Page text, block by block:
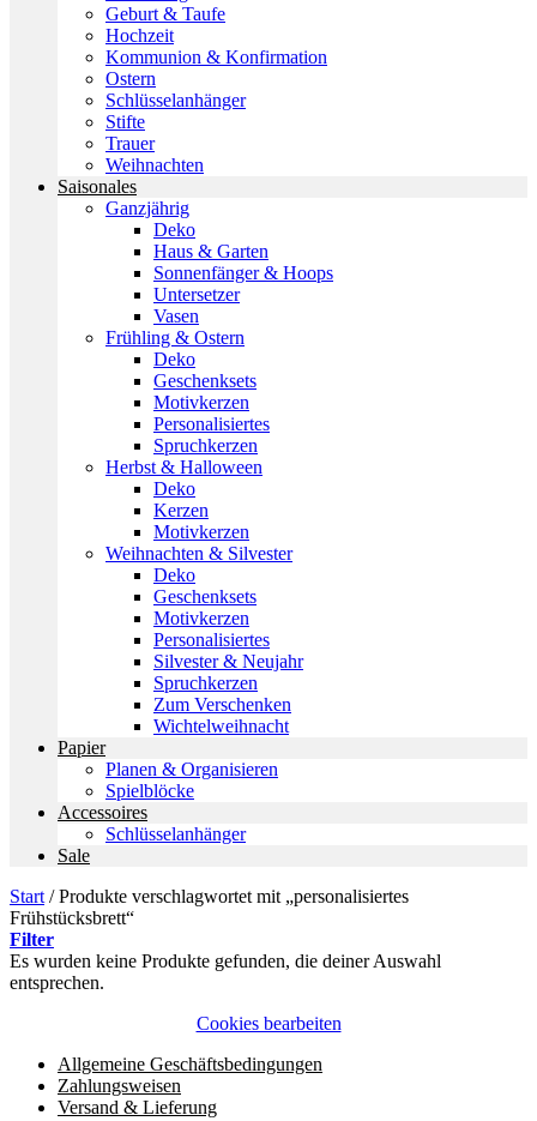
Geburt & Taufe
Hochzeit
Kommunion & Konfirmation
Ostern
Schlüsselanhänger
Stifte
Trauer
Weihnachten
Saisonales
Ganzjährig
Deko
Haus & Garten
Sonnenfänger & Hoops
Untersetzer
Vasen
Frühling & Ostern
Deko
Geschenksets
Motivkerzen
Personalisiertes
Spruchkerzen
Herbst & Halloween
Deko
Kerzen
Motivkerzen
Weihnachten & Silvester
Deko
Geschenksets
Motivkerzen
Personalisiertes
Silvester & Neujahr
Spruchkerzen
Zum Verschenken
Wichtelweihnacht
Papier
Planen & Organisieren
Spielblöcke
Accessoires
Schlüsselanhänger
Sale
Start /Produkte verschlagwortet mit „personalisiertes
Frühstücksbrett“
Filter
Es wurden keine Produkte gefunden, die deiner Auswahl
entsprechen.
Cookies bearbeiten
Allgemeine Geschäftsbedingungen
Zahlungsweisen
Versand & Lieferung